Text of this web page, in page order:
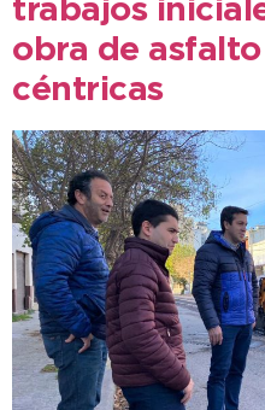
trabajos
obra de
céntricas